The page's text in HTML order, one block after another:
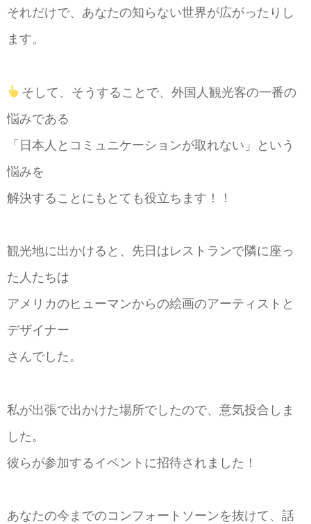
それだけで、あなたの知らない世界が広がったりし
ます。
そして、そうすることで、外国人観光客の一番の
悩みである
「日本人とコミュニケーションが取れない」という
悩みを
解決することにもとても役立ちます！！
観光地に出かけると、先日はレストランで隣に座っ
た人たちは
アメリカのヒューマンからの絵画のアーティストと
デザイナー
さんでした。
私が出張で出かけた場所でしたので、意気投合しま
した。
彼らが参加するイベントに招待されました！
あなたの今までのコンフォートソーンを抜けて、話